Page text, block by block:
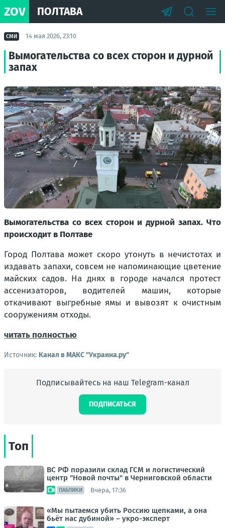
ZOV ПОЛТАВА
СМИ 14 мая 2026, 23:10
Вымогательства со всех сторон и дурной
запах
Вымогательства со всех сторон и дурной запах. Что
происходит в Полтаве
Город Полтава может скоро утонуть в нечистотах и
издавать запахи, совсем не напоминающие цветение
майских садов. На днях в городе начался протест
ассенизаторов, водителей машин, которые
откачивают выгребные ямы и вывозят к очистным
сооружениям отходы.
читать полностью
Источник: Канал в МАКС "Украина.ру"
Подписывайтесь на наш Telegram-канал
ПОДПИСАТЬСЯ
Топ
ВС РФ поразили склад ГСМ и логистический
центр "Новой почты" в Черниговской области
ПАБЛИКИ Вчера, 17:36
«Мы пытаемся убить Россию щепками, а она
бьёт нас дубиной» – укро-эксперт